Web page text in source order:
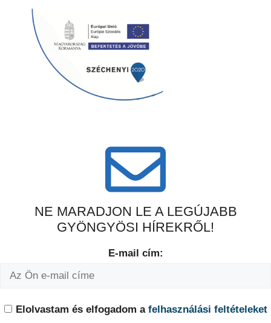
NE MARADJON LE A LEGÚJABB
GYÖNGYÖSI HÍREKRŐL!
E-mail cím:
Elolvastam és elfogadom a felhasználási feltételeket